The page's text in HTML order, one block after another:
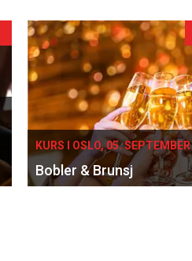
KURS I OSLO, 05. SEPTEMBER
Bobler & Brunsj